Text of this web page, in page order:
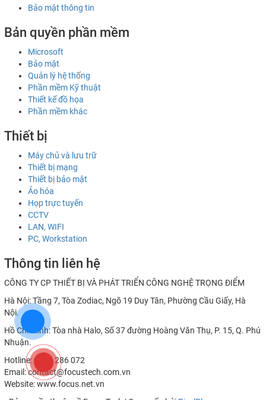
Bảo mật thông tin
Bản quyền phần mềm
Microsoft
Bảo mật
Quản lý hệ thống
Phần mềm Kỹ thuật
Thiết kế đồ họa
Phần mềm khác
Thiết bị
Máy chủ và lưu trữ
Thiết bị mạng
Thiết bị bảo mật
Ảo hóa
Họp trực tuyến
CCTV
LAN, WIFI
PC, Workstation
Thông tin liên hệ
CÔNG TY CP THIẾT BỊ VÀ PHÁT TRIỂN CÔNG NGHỆ TRỌNG ĐIỂM
Hà Nội: Tầng 7, Tòa Zodiac, Ngõ 19 Duy Tân, Phường Cầu Giấy, Hà
Nội.
Hồ Chí Minh: Tòa nhà Halo, Số 37 đường Hoàng Văn Thụ, P. 15, Q. Phú
Nhuận.
Hotline: 0982 286 072
Email: contact@focustech.com.vn
Website: www.focus.net.vn